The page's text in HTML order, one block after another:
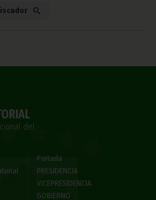
del
Portada
PRESIDENCIA
VICEPRESIDENCIA
GOBIERNO